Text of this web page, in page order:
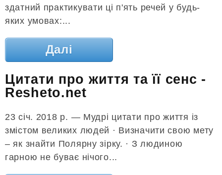
здатний практикувати ці п'ять речей у будь-
яких умовах:...
Далі
Цитати про життя та її сенс -
Resheto.net
23 січ. 2018 р. — Мудрі цитати про життя із
змістом великих людей · Визначити свою мету
– як знайти Полярну зірку. · З людиною
гарною не буває нічого...